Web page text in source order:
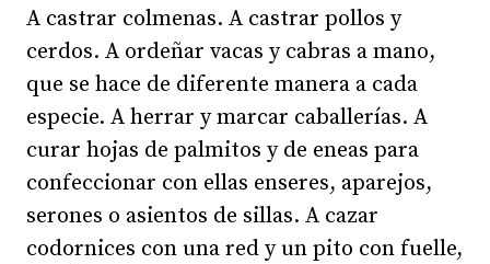
A castrar colmenas. A castrar pollos y
cerdos. A ordeñar vacas y cabras a mano,
que se hace de diferente manera a cada
especie. A herrar y marcar caballerías. A
curar hojas de palmitos y de eneas para
confeccionar con ellas enseres, aparejos,
serones o asientos de sillas. A cazar
codornices con una red y un pito con fuelle,